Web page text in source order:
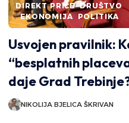
DIREKT PRIČE DRUŠTVO
EKONOMIJA POLITIKA
Usvojen pravilnik:
“besplatnih
daje Grad
NIKOLIJA BJELICA ŠKRIVAN